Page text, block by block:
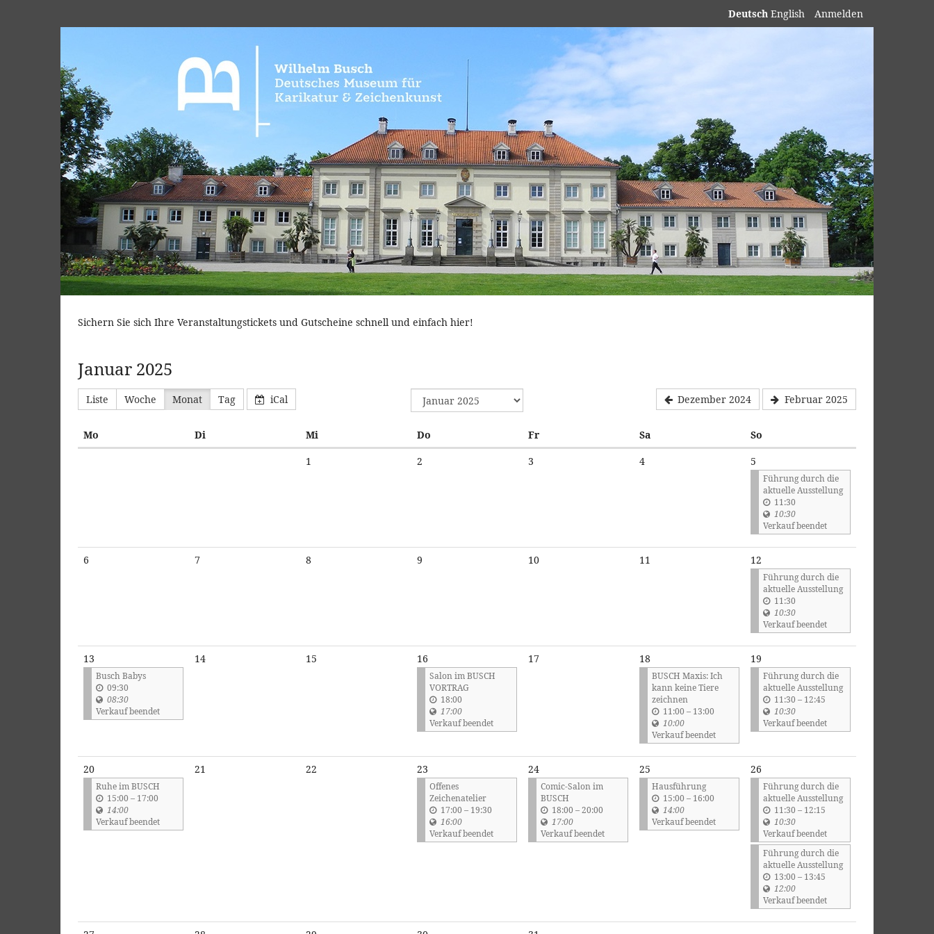
Deutsch English Anmelden
Wilhelm
Busch
Sichern Sie sich Ihre Veranstaltungstickets und Gutscheine schnell und einfach hier!
Januar 2025
Liste Woche Monat Tag iCal Dezember 2024 Februar 2025
Mo Di Mi Do FrFreitag SaSamstag So
1 2 3 4 5
Führung durch die
aktuelle Ausstellung
11:30
10:30
Verkauf beendet
6 7 8 9 10 11 12
Führung durch die
aktuelle Ausstellung
11:30
10:30
Verkauf beendet
13
Busch Babys
09:30
08:30
Verkauf beendet
14 15 16
Salon im BUSCH
VORTRAG
18:00
17:00
Verkauf beendet
17 18
BUSCH Maxis: Ich
kann keine Tiere
zeichnen
11:00 –b
s
13:00
10:00
Verkauf beendet
19
Führung durch die
aktuelle Ausstellung
11:30 –b
s
12:45
10:30
Verkauf beendet
20
Ruhe im BUSCH
15:00 –b
s
17:00
14:00
Verkauf beendet
21 22 23
Offenes
Zeichenatelier
17:00 –b
s
19:30
16:00
Verkauf beendet
24
Comic-Salon im
BUSCH
18:00 –b
s
20:00
17:00
Verkauf beendet
25
Hausführung
15:00 –b
s
16:00
14:00
Verkauf beendet
26
Führung durch die
aktuelle Ausstellung
11:30 –b
s
12:15
10:30
Verkauf beendet
Führung durch die
aktuelle Ausstellung
13:00 –b
s
13:45
12:00
Verkauf beendet